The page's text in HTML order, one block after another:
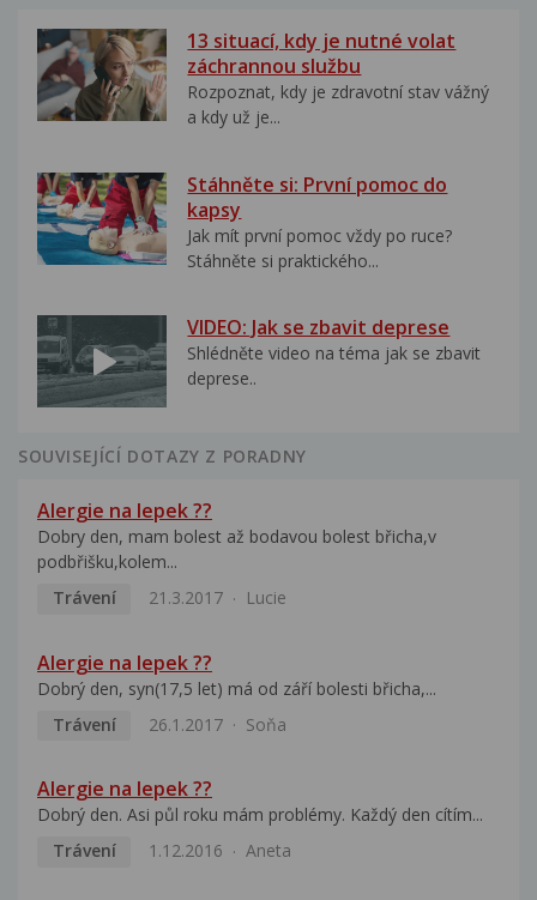
13 situací, kdy je nutné volat
záchrannou službu
Rozpoznat, kdy je zdravotní stav vážný
a kdy už je...
Stáhněte si: První pomoc do
kapsy
Jak mít první pomoc vždy po ruce?
Stáhněte si praktického...
VIDEO: Jak se zbavit deprese
Shlédněte video na téma jak se zbavit
deprese..
SOUVISEJÍCÍ DOTAZY Z PORADNY
Alergie na lepek ??
Dobry den, mam bolest až bodavou bolest břicha,v
podbřišku,kolem...
Trávení
21.3.2017 Lucie
Alergie na lepek ??
Dobrý den, syn(17,5 let) má od září bolesti břicha,...
Trávení
26.1.2017 Soňa
Alergie na lepek ??
Dobrý den. Asi půl roku mám problémy. Každý den cítím...
Trávení
1.12.2016 Aneta